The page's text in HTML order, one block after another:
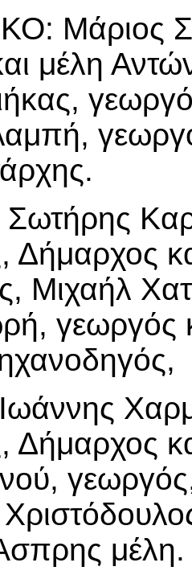
Μάριος
μέλη
Δήμαρχος
Μιχαήλ
γεωργός
Δήμαρχος
μέλη.